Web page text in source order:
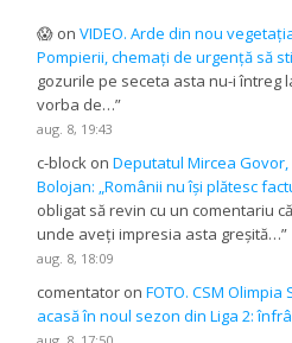
😱 onVIDEO. Arde din nou
Pompierii, chemați de urgență să
gozurile pe seceta asta nu-i întreg
vorba de…”
aug. 8, 19:43
c-block onDeputatul Mircea
Bolojan: „Românii nu își plătesc
obligat să revin cu un comentariu
unde aveți impresia asta greșită…”
aug. 8, 18:09
comentator onFOTO. CSM
acasă în noul sezon din Liga 2: